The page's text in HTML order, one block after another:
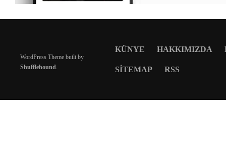
WordPress Theme built by
Shufflehound.
KÜNYE HAKKIMIZDA
SITEMAP RSS